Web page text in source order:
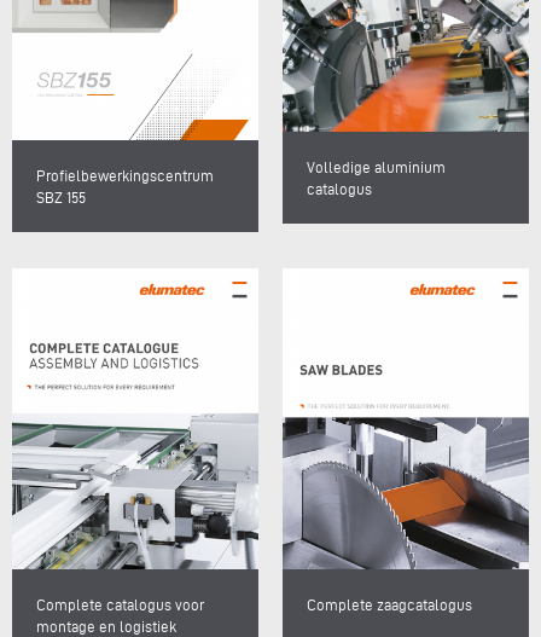
Profielbewerkingscentrum
SBZ 155
Volledige aluminium
catalogus
Complete catalogus voor
montage en logistiek
Complete zaagcatalogus